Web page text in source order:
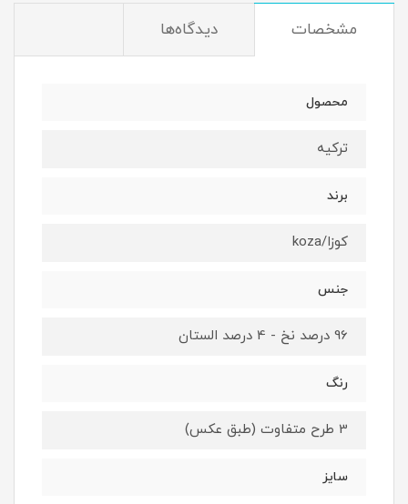
مشخصات دیدگاه‌ها
محصول
ترکیه
برند
کوزا/koza
جنس
96 درصد نخ - 4 درصد الستان
رنگ
3 طرح متفاوت (طبق عکس)
سایز